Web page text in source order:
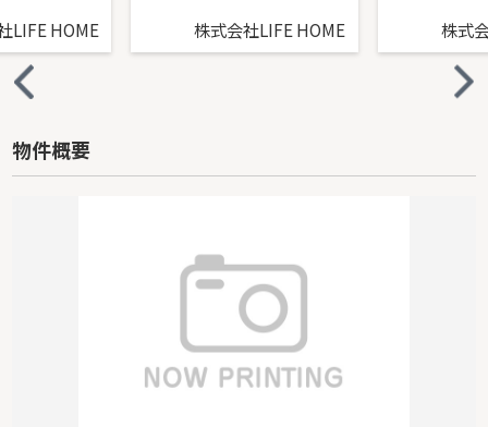
LIFE HOME
株式会社LIFE HOME
株式
物件概要